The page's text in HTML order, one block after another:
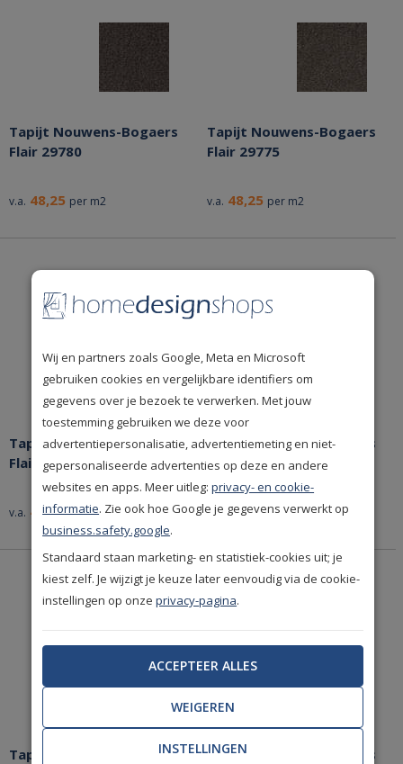
Tapijt Nouwens-Bogaers
Flair 29780
v.a. 48,25 per m2
Tapijt Nouwens-Bogaers
Flair 29775
v.a. 48,25 per m2
Tapijt Nouwens-Bogaers
Flair 29768
v.a. 48,25per m2
Tapijt Nouwens-Bogaers
Flair 29760
v.a. 48,25per m2
Tapijt Nouwens-Bogaers
Tapijt Nouwens-Bogaers
Wij en partners zoals Google, Meta en Microsoft
gebruiken cookies en vergelijkbare identifiers om
gegevens over je bezoek te verwerken. Met jouw
toestemming gebruiken we deze voor
advertentiepersonalisatie, advertentiemeting en niet-
gepersonaliseerde advertenties op deze en andere
websites en apps. Meer uitleg:privacy- en cookie-
informatie. Zie ook hoe Google je gegevens verwerkt op
business.safety.google.
Standaard staan marketing- en statistiek-cookies uit; je
kiest zelf. Je wijzigt je keuze later eenvoudig via de cookie-
instellingen op onzeprivacy-pagina.
ACCEPTEER ALLES
WEIGEREN
INSTELLINGEN